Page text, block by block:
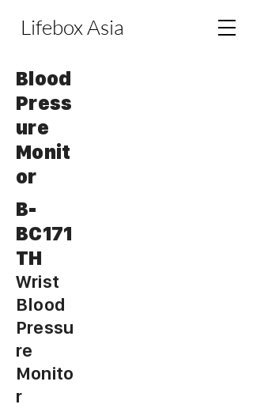
Lifebox Asia
Blood
Press
ure
Monit
or
B-
BC171
TH
Wrist
Blood
Pressu
re
Monito
r